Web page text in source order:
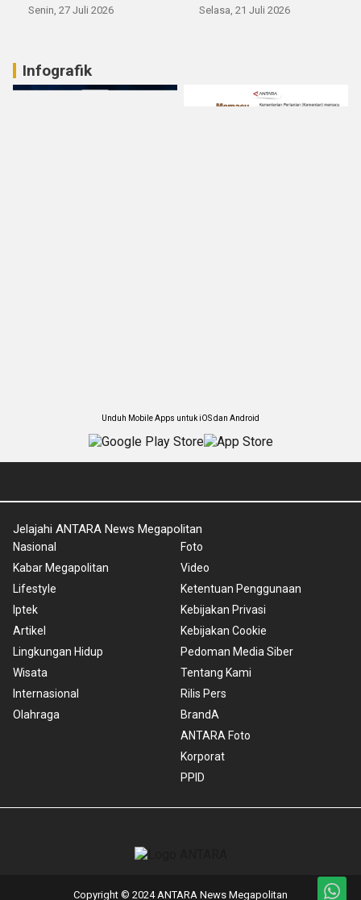
Senin, 27 Juli 2026 Selasa, 21 Juli 2026
Infografik
Unduh Mobile Apps untuk iOS dan Android
Jelajahi ANTARA News Megapolitan
Nasional
Kabar Megapolitan
Lifestyle
Iptek
Artikel
Lingkungan Hidup
Wisata
Internasional
Olahraga
Foto
Video
Ketentuan Penggunaan
Kebijakan Privasi
Kebijakan Cookie
Pedoman Media Siber
Tentang Kami
Rilis Pers
BrandA
ANTARA Foto
Korporat
PPID
Copyright © 2024 ANTARA News Megapolitan